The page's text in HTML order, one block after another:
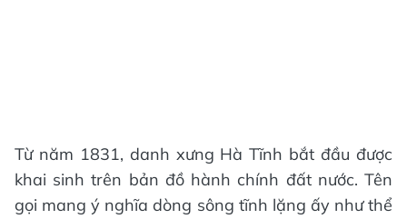
Từ năm 1831, danh xưng Hà Tĩnh bắt đầu được
khai sinh trên bản đồ hành chính đất nước. Tên
gọi mang ý nghĩa dòng sông tĩnh lặng ấy như thể